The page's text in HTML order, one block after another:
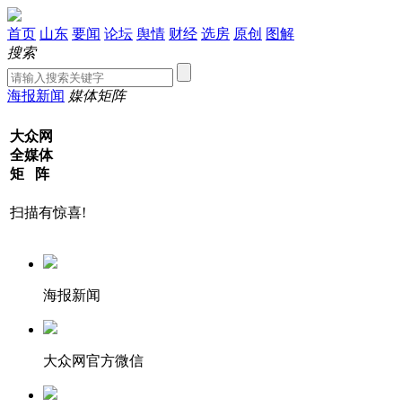
首页 山东 要闻 论坛 舆情 财经 选房 原创 图解
搜索
海报新闻 媒体矩阵
大众网
全媒体
矩 阵
扫描有惊喜!
海报新闻
大众网官方微信